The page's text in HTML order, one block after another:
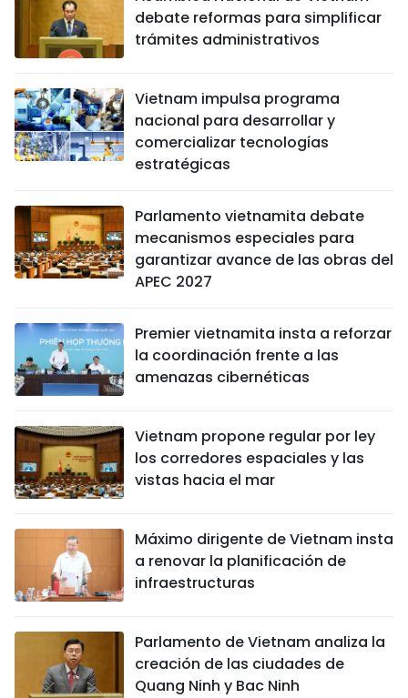
debate reformas para simplificar
trámites administrativos
Vietnam impulsa programa
nacional para desarrollar y
comercializar tecnologías
estratégicas
Parlamento vietnamita debate
mecanismos especiales para
garantizar avance de las obras del
APEC 2027
Premier vietnamita insta a reforzar
la coordinación frente a las
amenazas cibernéticas
Vietnam propone regular por ley
los corredores espaciales y las
vistas hacia el mar
Máximo dirigente de Vietnam insta
a renovar la planificación de
infraestructuras
Parlamento de Vietnam analiza la
creación de las ciudades de
Quang Ninh y Bac Ninh